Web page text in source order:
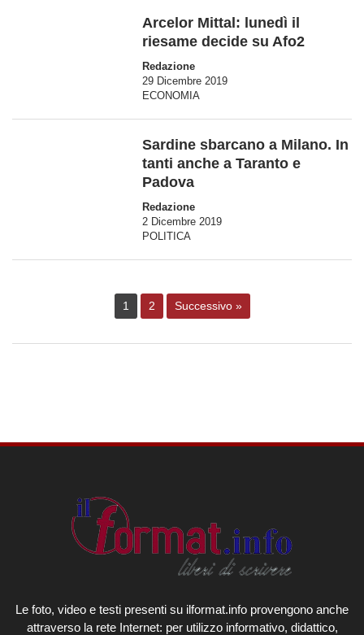
Arcelor Mittal: lunedì il
riesame decide su Afo2
Redazione
29 Dicembre 2019
ECONOMIA
Sardine sbarcano a Milano. In
tanti anche a Taranto e
Padova
Redazione
2 Dicembre 2019
POLITICA
1 2 Successivo »
Le foto, video e testi presenti su ilformat.info provengono anche
attraverso la rete Internet: per utilizzo informativo, didattico,